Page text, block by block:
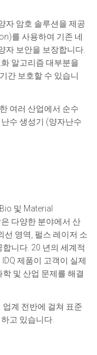
자 암호 솔루션을 제공
를 사용하여 기존 네
자 보안을 보장합니다.
알고리즘 대부분을
간 보호할 수 있습니
여러 산업에서 순수
수 생성기 (양자난수
및 Material
다양한 분야에서 산
선 영역, 펄스 레이저 소
니다. 20 년의 세계적
제품이 고객이 실제
및 산업 문제를 해결
업계 전반에 걸쳐 표준
고 있습니다.